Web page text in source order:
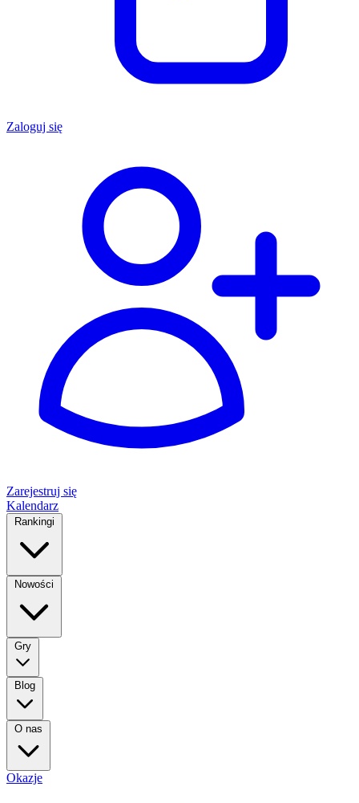
Zaloguj się
Zarejestruj się
Kalendarz
Rankingi
Nowości
Gry
Blog
O nas
Okazje